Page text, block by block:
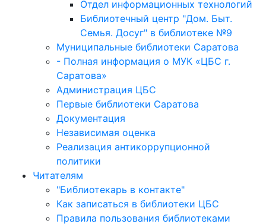
Отдел информационных технологий
Библиотечный центр "Дом. Быт.
Семья. Досуг" в библиотеке №9
Муниципальные библиотеки Саратова
- Полная информация о МУК «ЦБС г.
Саратова»
Администрация ЦБС
Первые библиотеки Саратова
Документация
Независимая оценка
Реализация антикоррупционной
политики
Читателям
"Библиотекарь в контакте"
Как записаться в библиотеки ЦБС
Правила пользования библиотеками